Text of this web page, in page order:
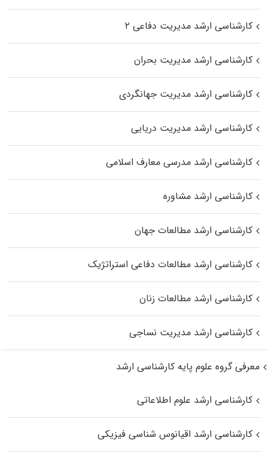
کارشناسی ارشد مدیریت دفاعی ۲
کارشناسی ارشد مدیریت بحران
کارشناسی ارشد مدیریت جهانگردی
کارشناسی ارشد مدیریت دریایی
کارشناسی ارشد مدرسی معارف اسلامی
کارشناسی ارشد مشاوره
کارشناسی ارشد مطالعات جهان
کارشناسی ارشد مطالعات دفاعی استراتژیک
کارشناسی ارشد مطالعات زنان
کارشناسی ارشد مدیریت نساجی
معرفی گروه علوم پایه کارشناسی ارشد
کارشناسی ارشد علوم اطلاعاتی
کارشناسی ارشد اقیانوس‌ شناسی فیزیکی